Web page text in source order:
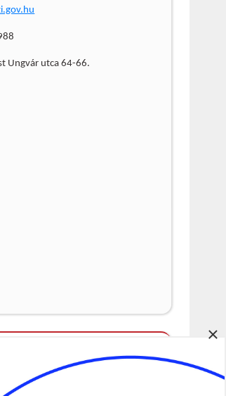
×
Ungvár utca 64-66.